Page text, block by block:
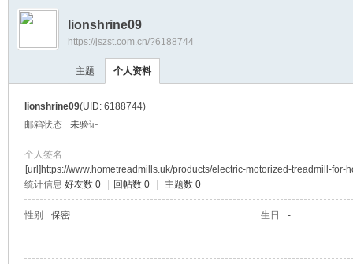
›
lionshrine09
https://jszst.com.cn/?6188744
主题 个人资料
lionshrine09(UID: 6188744)
邮箱状态
未验证
个人签名
[url]https://www.hometreadmills.uk/products/electric-motorized-treadmill-for-
统计信息 好友数 0 回帖数 0 主题数 0
性别 保密 生日 -